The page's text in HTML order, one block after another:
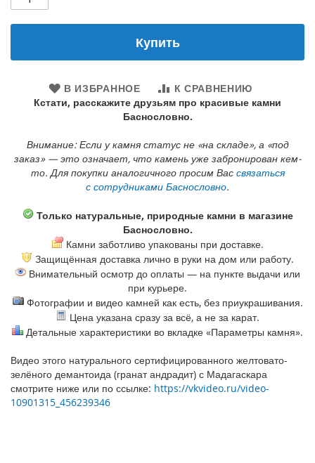
Купить
В ИЗБРАННОЕ
К СРАВНЕНИЮ
Кстати, расскажите друзьям про красивые камни
Баснословно.
Внимание: Если у камня статус не «на складе», а «под
заказ» — это означает, что камень уже забронирован кем-
то. Для покупки аналогичного просим Вас связаться
с сотрудниками Баснословно.
Только натуральные, природные камни в магазине
Баснословно.
Камни заботливо упакованы при доставке.
Защищённая доставка лично в руки на дом или работу.
Внимательный осмотр до оплаты — на пункте выдачи или
при курьере.
Фотографии и видео камней как есть, без приукрашивания.
Цена указана сразу за всё, а не за карат.
Детальные характеристики во вкладке «Параметры камня».
Видео этого натурального сертифицированного желтовато-
зелёного демантоида (гранат андрадит) с Мадагаскара
смотрите ниже или по ссылке: https://vkvideo.ru/video-
10901315_456239346